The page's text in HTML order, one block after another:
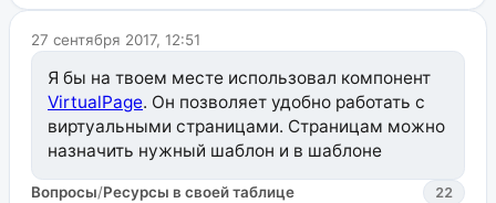
указывающий на основную версию страницы.
<link rel="canonical" href="https://sitename.com/
Это поможет поисковику понять, где что и не
посчитать страницы дублями.
27 сентября 2017, 12:51
Я бы на твоем месте использовал компонент
VirtualPage. Он позволяет удобно работать с
виртуальными страницами. Страницам можно
назначить нужный шаблон и в шаблоне
Вопросы/Ресурсы в своей таблице 22